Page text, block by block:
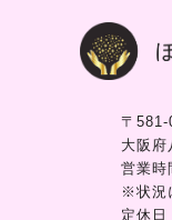
〒581-
大阪府
営業
※状況
定休